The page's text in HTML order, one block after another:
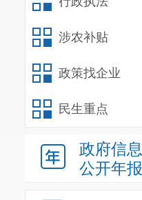
涉农补贴
政策找企业
民生重点
政府信息
公开年报